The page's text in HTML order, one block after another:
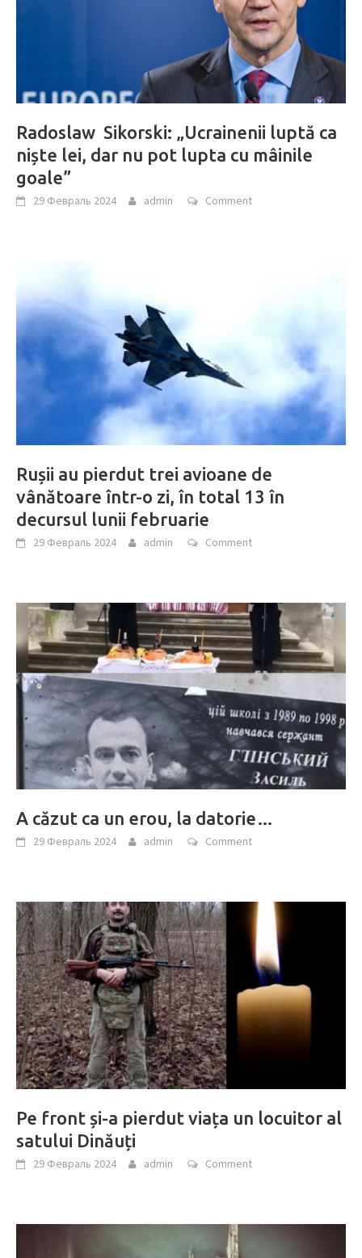
Radoslaw Sikorski: „Ucrainenii luptă ca
niște lei, dar nu pot lupta cu mâinile
goale”
29 Февраль 2024 admin Comment
Rușii au pierdut trei avioane de
vânătoare într-o zi, în total 13 în
decursul lunii februarie
29 Февраль 2024 admin Comment
A căzut ca un erou, la datorie…
29 Февраль 2024 admin Comment
Pe front și-a pierdut viața un locuitor al
satului Dinăuți
29 Февраль 2024 admin Comment